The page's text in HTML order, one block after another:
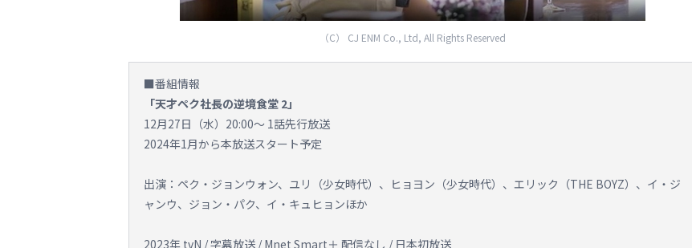
（C） CJ ENM Co., Ltd, All Rights Reserved
■番組情報
「天才ペク社長の逆境食堂 2」
12月27日（水）20:00～ 1話先行放送
2024年1月から本放送スタート予定
出演：ペク・ジョンウォン、ユリ（少女時代）、ヒョヨン（少女時代）、エリック（THE BOYZ）、イ・ジ
ャンウ、ジョン・パク、イ・キュヒョンほか
2023年 tvN / 字幕放送 / Mnet Smart＋ 配信なし / 日本初放送